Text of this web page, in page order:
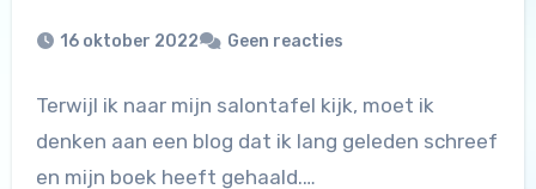
16 oktober 2022 Geen reacties
Terwijl ik naar mijn salontafel kijk, moet ik
denken aan een blog dat ik lang geleden schreef
en mijn boek heeft gehaald.…